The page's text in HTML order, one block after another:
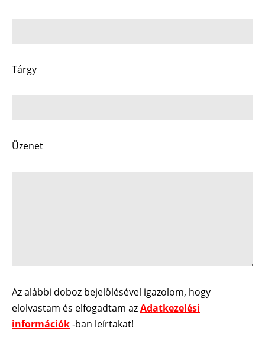
Tárgy
Üzenet
Az alábbi doboz bejelölésével igazolom, hogy
elolvastam és elfogadtam azAdatkezelési
információk-ban leírtakat!